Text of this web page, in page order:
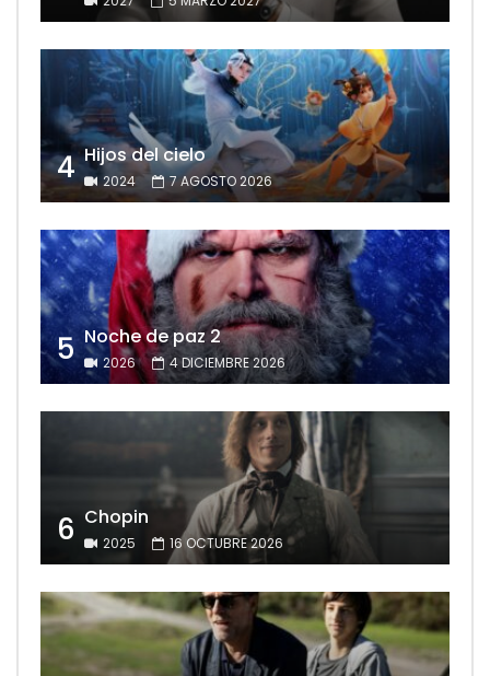
4 Hijos del cielo
2024 7 AGOSTO 2026
5 Noche de paz 2
2026 4 DICIEMBRE 2026
6 Chopin
2025 16 OCTUBRE 2026